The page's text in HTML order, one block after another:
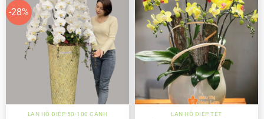
-28%
LAN HỒ ĐIỆP 50-100 CÀNH LAN HỒ ĐIỆP TẾT